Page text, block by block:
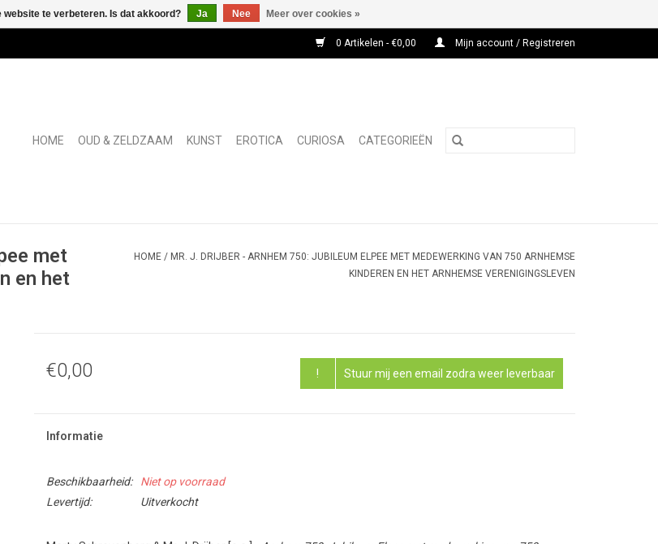
0 Artikelen - €0,00 Mijn account / Registreren
HOME OUD & ZELDZAAM KUNST EROTICA CURIOSA CATEGORIEËN
met
en het
HOME / MR. J. DRIJBER - ARNHEM 750: JUBILEUM ELPEE MET MEDEWERKING VAN 750 ARNHEMSE
KINDEREN EN HET ARNHEMSE VERENIGINGSLEVEN
€0,00 ! Stuur mij een email zodra weer leverbaar
Informatie
Beschikbaarheid:
Niet op voorraad
Levertijd:
Uitverkocht
website te verbeteren. Is dat akkoord? Ja Nee Meer over cookies »